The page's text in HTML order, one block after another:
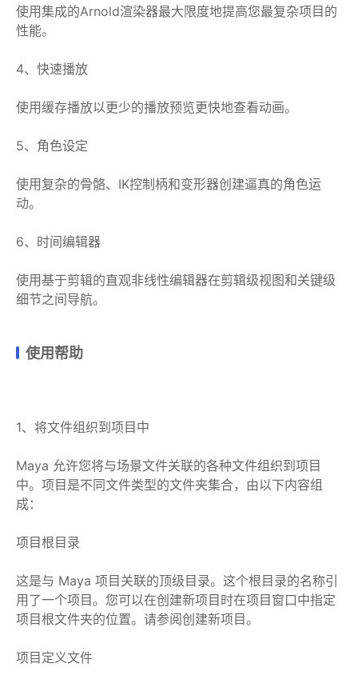
使用集成的Arnold渲染器最大限度地提高您最复杂项目的
性能。
4、快速播放
使用缓存播放以更少的播放预览更快地查看动画。
5、角色设定
使用复杂的骨骼、IK控制柄和变形器创建逼真的角色运
动。
6、时间编辑器
使用基于剪辑的直观非线性编辑器在剪辑级视图和关键级
细节之间导航。
使用帮助
1、将文件组织到项目中
Maya 允许您将与场景文件关联的各种文件组织到项目
中。项目是不同文件类型的文件夹集合，由以下内容组
成：
项目根目录
这是与 Maya 项目关联的顶级目录。这个根目录的名称引
用了一个项目。您可以在创建新项目时在项目窗口中指定
项目根文件夹的位置。请参阅创建新项目。
项目定义文件